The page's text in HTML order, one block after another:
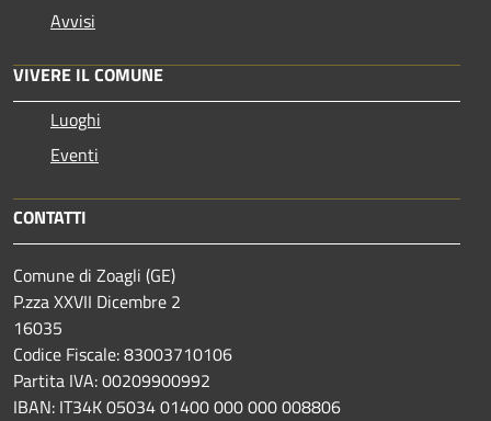
Avvisi
VIVERE IL COMUNE
Luoghi
Eventi
CONTATTI
Comune di Zoagli (GE)
P.zza XXVII Dicembre 2
16035
Codice Fiscale: 83003710106
Partita IVA: 00209900992
IBAN: IT34K 05034 01400 000 000 008806